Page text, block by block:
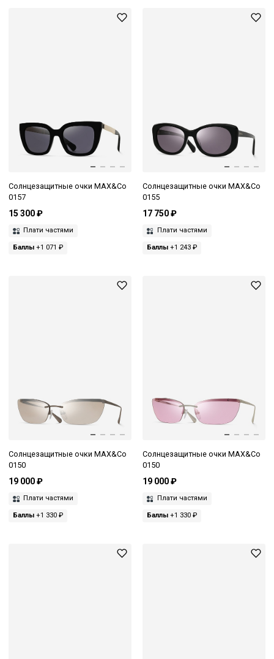
Солнцезащитные очки MAX&Co
0157
15 300 ₽
Плати частями
Баллы +1 071 ₽
Солнцезащитные очки MAX&Co
0155
17 750 ₽
Плати частями
Баллы+1 243 ₽
Солнцезащитные очки MAX&Co
0150
19 000 ₽
Плати частями
Баллы +1 330 ₽
Солнцезащитные очки MAX&Co
0150
19 000 ₽
Плати частями
Баллы+1 330 ₽